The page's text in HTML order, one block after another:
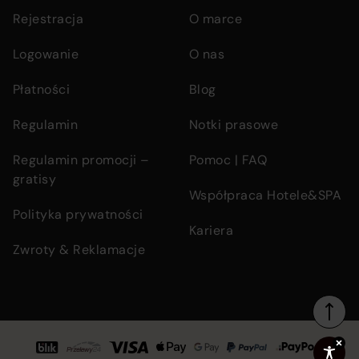
Rejestracja
Logowanie
Płatności
Regulamin
Regulamin promocji –
gratisy
Polityka prywatności
Zwroty & Reklamacje
O marce
O nas
Blog
Notki prasowe
Pomoc | FAQ
Współpraca Hotele&SPA
Kariera
Footer